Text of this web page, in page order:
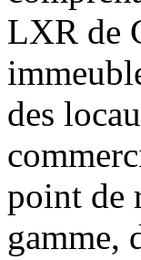
LXR de
des
point de
gamme,